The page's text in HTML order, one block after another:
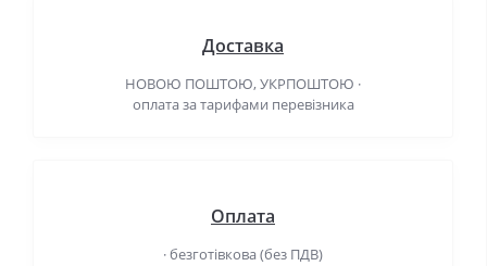
Доставка
НОВОЮ ПОШТОЮ, УКРПОШТОЮ ·
оплата за тарифами перевізника
Оплата
· безготівкова (без ПДВ)